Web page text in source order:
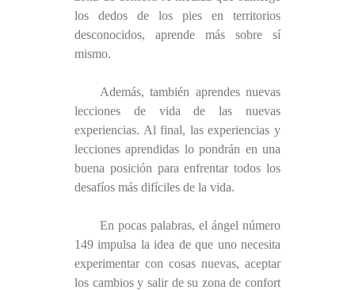
los dedos de los pies en territorios
desconocidos, aprende más sobre sí
mismo.
Además, también aprendes nuevas
lecciones de vida de las nuevas
experiencias. Al final, las experiencias y
lecciones aprendidas lo pondrán en una
buena posición para enfrentar todos los
desafíos más difíciles de la vida.
En pocas palabras, el ángel número
149 impulsa la idea de que uno necesita
experimentar con cosas nuevas, aceptar
los cambios y salir de su zona de confort